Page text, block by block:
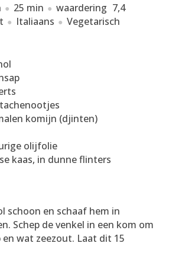
25 min waardering 7,4
Italiaans Vegetarisch
komijn (djinten)
olijfolie
kaas, in dunne flinters
schoon en schaaf hem in
Schep de venkel in een kom om
wat zeezout. Laat dit 15